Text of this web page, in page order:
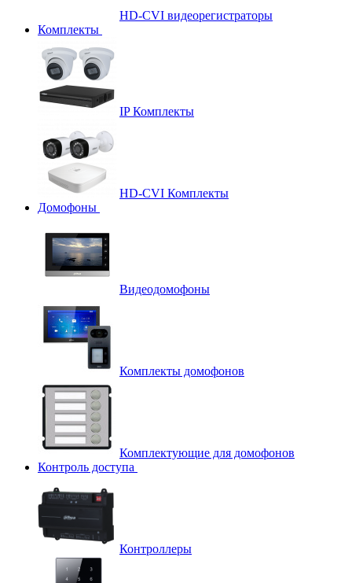
HD-CVI видеорегистраторы
Комплекты
IP Комплекты
HD-CVI Комплекты
Домофоны
Видеодомофоны
Комплекты домофонов
Комплектующие для домофонов
Контроль доступа
Контроллеры